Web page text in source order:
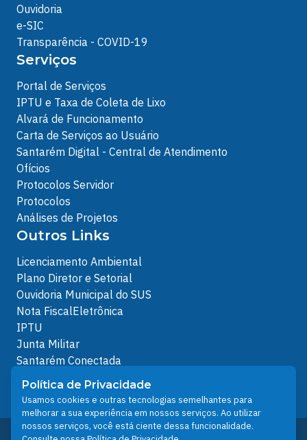
Ouvidoria
e-SIC
Transparência - COVID-19
Serviços
Portal de Serviços
IPTU e Taxa de Coleta de Lixo
Alvará de Funcionamento
Carta de Serviços ao Usuário
Santarém Digital - Central de Atendimento
Ofícios
Protocolos Servidor
Protocolos
Análises de Projetos
Outros Links
Licenciamento Ambiental
Plano Diretor e Setorial
Ouvidoria Municipal do SUS
Nota FiscalEletrônica
IPTU
Junta Militar
Santarém Conectada
Política de Privacidade
People illustrations by Storyset
Desenvolvido pelo Núcleo Técnico de Gestão de
Política de Privacidade
Usamos cookies e outras tecnologias semelhantes para
melhorar a sua experiência em nossos serviços. Ao utilizar
nossos serviços, você está ciente dessa funcionalidade.